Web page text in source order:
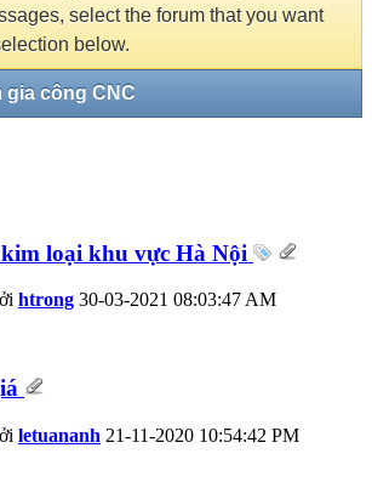
select the forum that you want
below.
gia công CNC
loại khu vực Hà Nội
htrong 30-03-2021 08:03:47 AM
letuananh 21-11-2020 10:54:42 PM